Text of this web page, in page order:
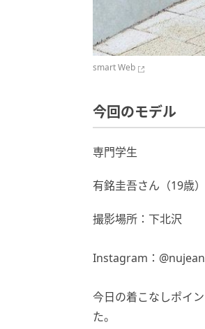
smart Web
今回のモデル
専門学生
有銘圭吾さん（19歳）
撮影場所：下北沢
Instagram：
今日の着こなしポイ
た。